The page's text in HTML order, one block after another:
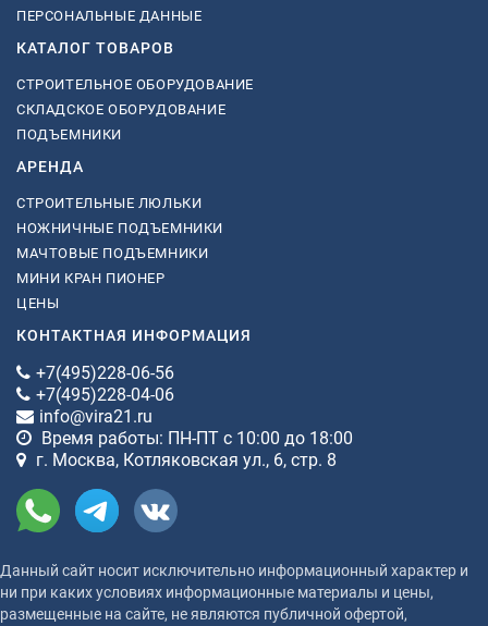
ПЕРСОНАЛЬНЫЕ ДАННЫЕ
КАТАЛОГ ТОВАРОВ
СТРОИТЕЛЬНОЕ ОБОРУДОВАНИЕ
СКЛАДСКОЕ ОБОРУДОВАНИЕ
ПОДЪЕМНИКИ
АРЕНДА
СТРОИТЕЛЬНЫЕ ЛЮЛЬКИ
НОЖНИЧНЫЕ ПОДЪЕМНИКИ
МАЧТОВЫЕ ПОДЪЕМНИКИ
МИНИ КРАН ПИОНЕР
ЦЕНЫ
КОНТАКТНАЯ ИНФОРМАЦИЯ
+7(495)228-06-56
+7(495)228-04-06
info@vira21.ru
Время работы: ПН-ПТ с 10:00 до 18:00
г. Москва, Котляковская ул., 6, стр. 8
Данный сайт носит исключительно информационный характер и
ни при каких условиях информационные материалы и цены,
размещенные на сайте, не являются публичной офертой,